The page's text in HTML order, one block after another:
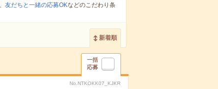
友だちと一緒の応募OKなどのこだわり条
新着順
一括
応募
No.NTKOKK07_KJKR